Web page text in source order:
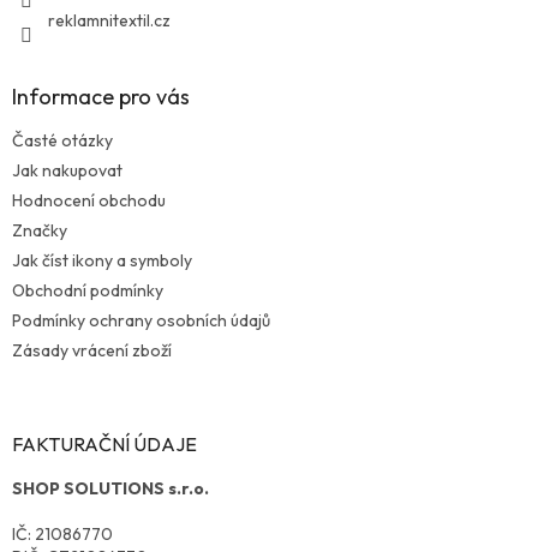
reklamnitextil.cz
Informace pro vás
Časté otázky
Jak nakupovat
Hodnocení obchodu
Značky
Jak číst ikony a symboly
Obchodní podmínky
Podmínky ochrany osobních údajů
Zásady vrácení zboží
FAKTURAČNÍ ÚDAJE
SHOP SOLUTIONS s.r.o.
IČ: 21086770